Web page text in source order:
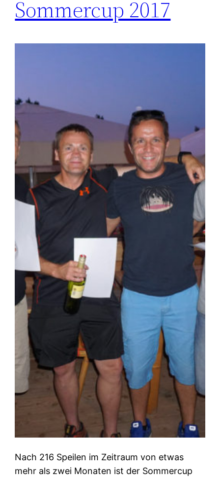
Sommercup 2017
Nach 216 Speilen im Zeitraum von etwas
mehr als zwei Monaten ist der Sommercup